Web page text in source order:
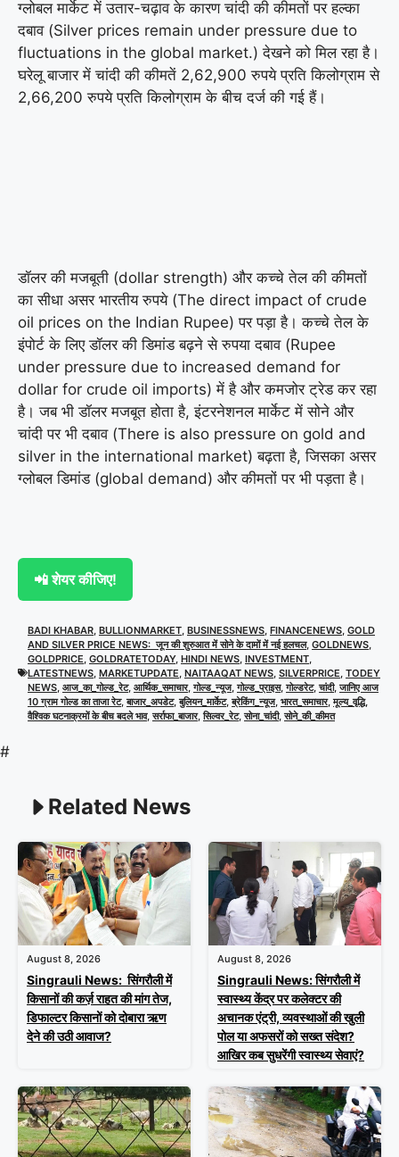
ग्लोबल मार्केट में उतार-चढ़ाव के कारण चांदी की कीमतों पर हल्का
दबाव (Silver prices remain under pressure due to
fluctuations in the global market.) देखने को मिल रहा है।
घरेलू बाजार में चांदी की कीमतें 2,62,900 रुपये प्रति किलोग्राम से
2,66,200 रुपये प्रति किलोग्राम के बीच दर्ज की गई हैं।
डॉलर की मजबूती (dollar strength) और कच्चे तेल की कीमतों
का सीधा असर भारतीय रुपये (The direct impact of crude
oil prices on the Indian Rupee) पर पड़ा है। कच्चे तेल के
इंपोर्ट के लिए डॉलर की डिमांड बढ़ने से रुपया दबाव (Rupee
under pressure due to increased demand for
dollar for crude oil imports) में है और कमजोर ट्रेड कर रहा
है। जब भी डॉलर मजबूत होता है, इंटरनेशनल मार्केट में सोने और
चांदी पर भी दबाव (There is also pressure on gold and
silver in the international market) बढ़ता है, जिसका असर
ग्लोबल डिमांड (global demand) और कीमतों पर भी पड़ता है।
📲 शेयर कीजिए!
BADI KHABAR BULLIONMARKET BUSINESSNEWS FINANCENEWS GOLD
AND SILVER PRICE NEWS: जून की शुरुआत में सोने के दामों में नई हलचल, GOLDNEWS
GOLDPRICE GOLDRATETODAY, HINDI NEWS INVESTMENT
LATESTNEWS MARKETUPDATE NAITAAQAT NEWS SILVERPRICE TODEY
NEWS आज_का_गोल्ड_रेट, आर्थिक_समाचार,गोल्ड_न्यूज,गोल्ड_प्राइस,गोल्डरेट,चांदी,जानिए आज
10 ग्राम गोल्ड का ताजा रेट,बाजार_अपडेट,बुलियन_मार्केट,ब्रेकिंग_न्यूज, भारत_समाचार,मूल्य_वृद्धि,
वैश्विक घटनाक्रमों के बीच बदले भाव,सर्राफा_बाजार,सिल्वर_रेट,सोना_चांदी,सोने_की_कीमत
#
Related News
August 8, 2026
Singrauli News: सिंगरौली में
किसानों की कर्ज़ राहत की मांग तेज,
डिफाल्टर किसानों को दोबारा ऋण
देने की उठी आवाज?
August 8, 2026
Singrauli News: सिंगरौली में
स्वास्थ्य केंद्र पर कलेक्टर की
अचानक एंट्री, व्यवस्थाओं की खुली
पोल या अफसरों को सख्त संदेश?
आखिर कब सुधरेंगी स्वास्थ्य सेवाएं?